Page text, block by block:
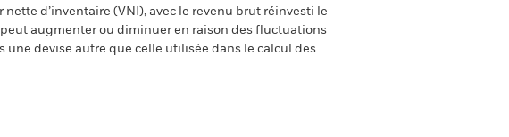
d’inventaire (VNI), avec le revenu brut réinvesti le
augmenter ou diminuer en raison des fluctuations
devise autre que celle utilisée dans le calcul des